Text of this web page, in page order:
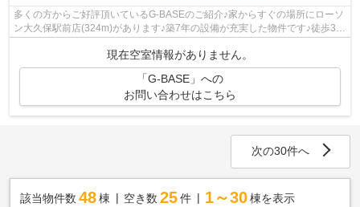
多くの方からご好評頂いているG-BASEのご紹介♪家からすぐの場所にローソ
ン大久保駅前店(324m)があります♪築7年の設備が充実した物件です♪徒歩3分
現在空室情報がありません。
「G-BASE」への
お問い合わせはこちら
次の30件へ
該当物件数 48棟 空き数 25 件 1～30 棟を表示